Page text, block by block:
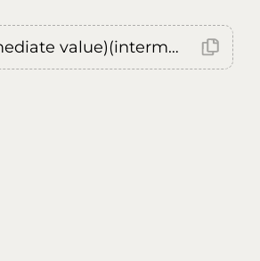
Error: (intermediate value)(intermediate value)(intermediate value).replaceAll is not a function